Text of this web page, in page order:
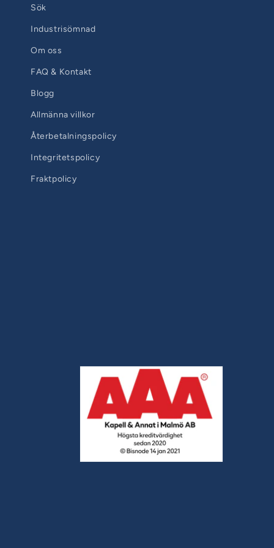
Sök
Industrisömnad
Om oss
FAQ & Kontakt
Blogg
Allmänna villkor
Återbetalningspolicy
Integritetspolicy
Fraktpolicy